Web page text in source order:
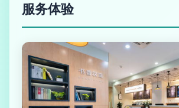
服务体验